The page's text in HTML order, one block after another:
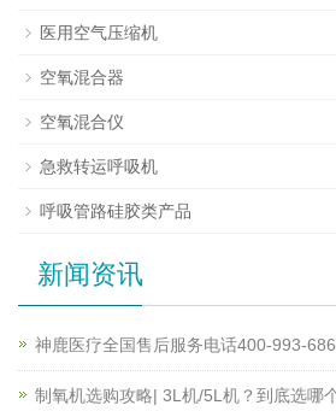
医用空气压缩机
空氧混合器
空氧混合仪
急救转运呼吸机
呼吸管路硅胶类产品
新闻资讯
神鹿医疗全国售后服务电话400-993-
制氧机选购攻略| 3L机/5L机？到底选哪